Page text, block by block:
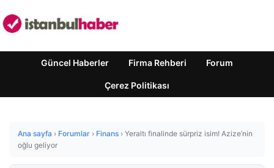
Güncel Haberler Firma Rehberi Forum
Çerez Politikası
Ana sayfa › Forumlar › Finans › Yeraltı finalinde sürpriz isim! Azize’nin
oğlu geliyor